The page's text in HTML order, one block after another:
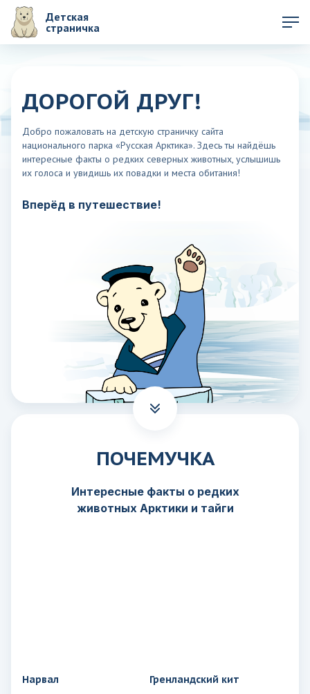
Детская
страничка
ДОРОГОЙ ДРУГ!
Добро пожаловать на детскую страничку сайта
национального парка «Русская Арктика». Здесь ты найдёшь
интересные факты о редких северных животных, услышишь
их голоса и увидишь их повадки и места обитания!
Вперёд в путешествие!
ПОЧЕМУЧКА
Интересные факты о редких
животных Арктики и тайги
Нарвал Гренландский кит